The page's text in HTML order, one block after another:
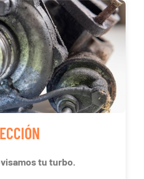
tu turbo.